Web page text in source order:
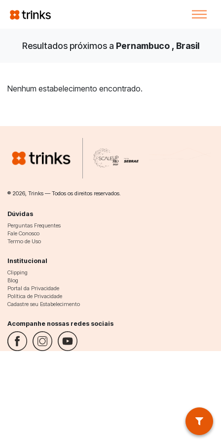
Resultados próximos a Pernambuco , Brasil
Nenhum estabelecimento encontrado.
® 2026, Trinks — Todos os direitos reservados.
Dúvidas
Perguntas Frequentes
Fale Conosco
Termo de Uso
Institucional
Clipping
Blog
Portal da Privacidade
Política de Privacidade
Cadastre seu Estabelecimento
Acompanhe nossas redes sociais